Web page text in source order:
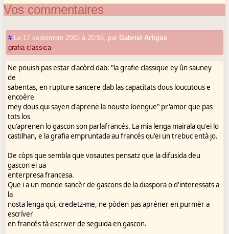
Vos commentaires
# Le 17 septembre 2005 à 20:55 parGabriel Artigue
grafia classica
Ne pouish pas estar d'acòrd dab: "la grafie classique ey ûn sauney
de
sabentas, en rupture sancere dab las capacitats dous loucutous e
encoère
mey dous qui sayen d'aprenë la nouste loengue" pr'amor que pas
tots los
qu'aprenen lo gascon son parlafrancés. La mia lenga mairala qu'ei lo
castilhan, e la grafia empruntada au francés qu'ei un trebuc entà jo.
De còps que sembla que vosautes pensatz que la difusida deu
gascon ei ua
enterpresa francesa.
Que i a un monde sancèr de gascons de la diaspora o d'interessats a
la
nosta lenga qui, credetz-me, ne pòden pas apréner en purmèr a
escríver
en francés tà escriver de seguida en gascon.